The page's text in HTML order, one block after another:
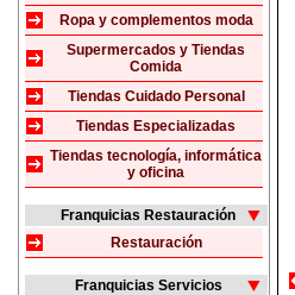
Ropa y complementos moda
Supermercados y Tiendas
Comida
Tiendas Cuidado Personal
Tiendas Especializadas
Tiendas tecnología, informática
y oficina
Franquicias Restauración
Restauración
Franquicias Servicios